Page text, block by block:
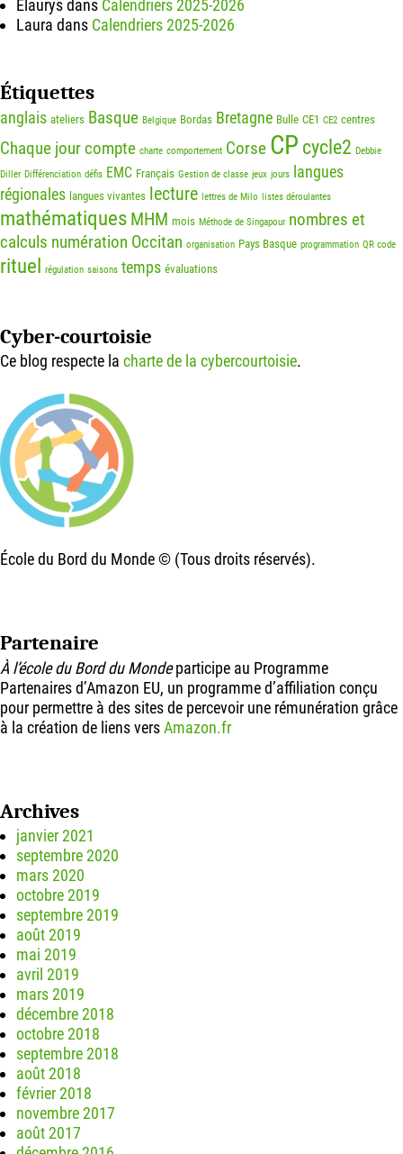
Elaurysdans Calendriers 2025-2026
Laura dans Calendriers 2025-2026
Étiquettes
anglais ateliers Basque Belgique Bordas Bretagne Bulle CE1 CE2 centres
Chaque jour compte charte comportement Corse CP cycle2 Debbie
Diller Différenciation défis EMC Français Gestion de classe jeux jours
langues
régionales langues vivantes lecture lettres de Milo listes déroulantes
mathématiques MHM mois Méthode de Singapour nombres et
calculs numération Occitan organisation Pays Basque programmation QR code
rituel régulation saisons temps évaluations
Cyber-courtoisie
Ce blog respecte la charte de la cybercourtoisie.
École du Bord du Monde © (Tous droits réservés).
Partenaire
À l’école du Bord du Mondeparticipe au Programme
Partenaires d’Amazon EU, un programme d’affiliation conçu
pour permettre à des sites de percevoir une rémunération grâce
à la création de liens versAmazon.fr
Archives
janvier 2021
septembre 2020
mars 2020
octobre 2019
septembre 2019
août 2019
mai 2019
avril 2019
mars 2019
décembre 2018
octobre 2018
septembre 2018
août 2018
février 2018
novembre 2017
août 2017